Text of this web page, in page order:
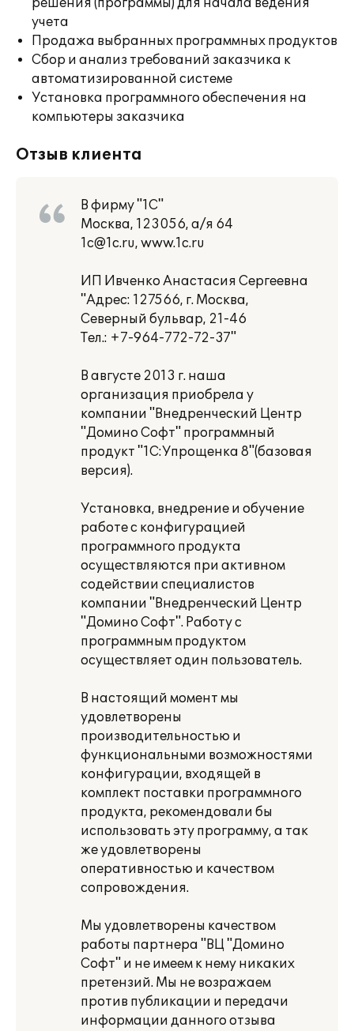
решения (программы) для начала ведения
учета
Продажа выбранных программных продуктов
Сбор и анализ требований заказчика к
автоматизированной системе
Установка программного обеспечения на
компьютеры заказчика
Отзыв клиента
В фирму "1С"
Москва, 123056, а/я 64
1c@1c.ru, www.1c.ru
ИП Ивченко Анастасия Сергеевна
"Адрес: 127566, г. Москва,
Северный бульвар, 21-46
Тел.: +7-964-772-72-37"
В августе 2013 г. наша
организация приобрела у
компании "Внедренческий Центр
"Домино Софт" программный
продукт "1С:Упрощенка 8"(базовая
версия).
Установка, внедрение и обучение
работе с конфигурацией
программного продукта
осуществляются при активном
содействии специалистов
компании "Внедренческий Центр
"Домино Софт". Работу с
программным продуктом
осуществляет один пользователь.
В настоящий момент мы
удовлетворены
производительностью и
функциональными возможностями
конфигурации, входящей в
комплект поставки программного
продукта, рекомендовали бы
использовать эту программу, а так
же удовлетворены
оперативностью и качеством
сопровождения.
Мы удовлетворены качеством
работы партнера "ВЦ "Домино
Софт" и не имеем к нему никаких
претензий. Мы не возражаем
против публикации и передачи
информации данного отзыва